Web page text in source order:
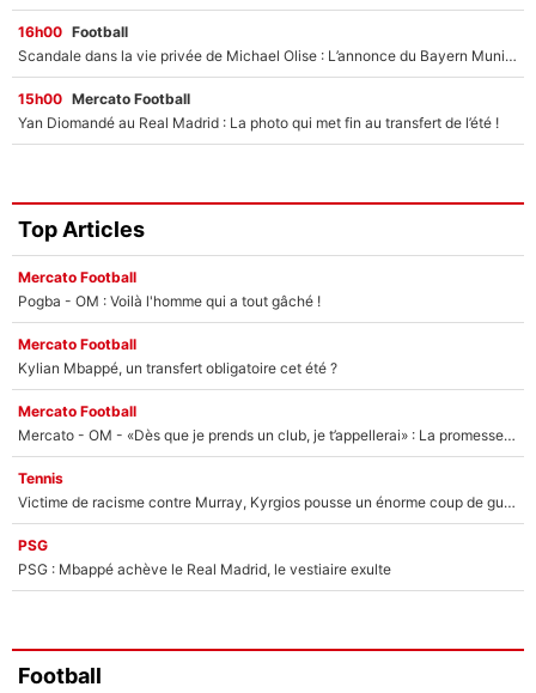
16h00 Football
Scandale dans la vie privée de Michael Olise : L’annonce du Bayern Munich sur son enfant caché
15h00 Mercato Football
Yan Diomandé au Real Madrid : La photo qui met fin au transfert de l’été !
Top Articles
Mercato Football
Pogba - OM : Voilà l'homme qui a tout gâché !
Mercato Football
Kylian Mbappé, un transfert obligatoire cet été ?
Mercato Football
Mercato - OM - «Dès que je prends un club, je t’appellerai» : La promesse de Marcelino au moment de claquer la porte
Tennis
Victime de racisme contre Murray, Kyrgios pousse un énorme coup de gueule !
PSG
PSG : Mbappé achève le Real Madrid, le vestiaire exulte
Football